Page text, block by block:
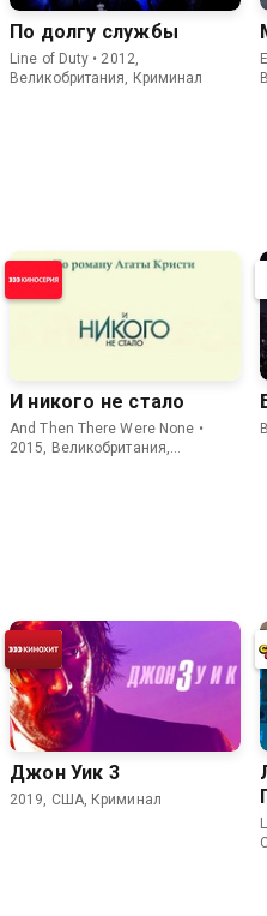
По долгу службы
Line of Duty • 2012,
Великобритания, Криминал
И никого не стало
And Then There Were None •
2015, Великобритания,
Джон Уик 3
2019, США, Криминал